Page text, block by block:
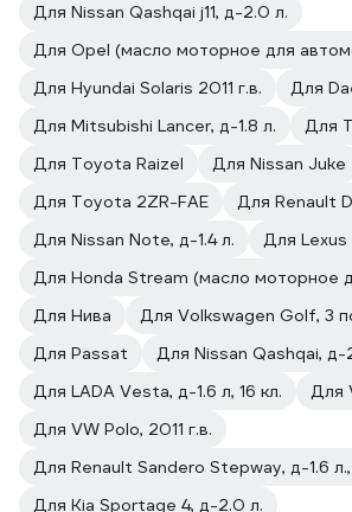
Для Nissan Qashqai j11, д-2.0 л.
Для Opel (масло моторное для
Для Hyundai Solaris 2011 г.в.
Для
Для Mitsubishi Lancer, д-1.8 л.
Для
Для Toyota RaizeI
Для Nissan Juke
Для Toyota 2ZR-FAE
Для Renault
Для Nissan Note, д-1.4 л.
Для Lexus
Для Honda Stream (масло моторное
Для Нива
Для Volkswagen Golf, 3
Для Passat
Для Nissan Qashqai, д-
Для LADA Vesta, д-1.6 л, 16 кл.
Для
Для VW Polo, 2011 г.в.
Для Renault Sandero Stepway, д-1.6 л.,
Для Kia Sportage 4, д-2.0 л.